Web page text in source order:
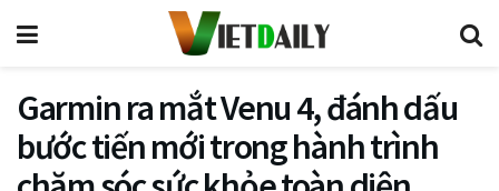
Garmin ra mắt Venu 4, đánh dấu
bước tiến mới trong hành trình